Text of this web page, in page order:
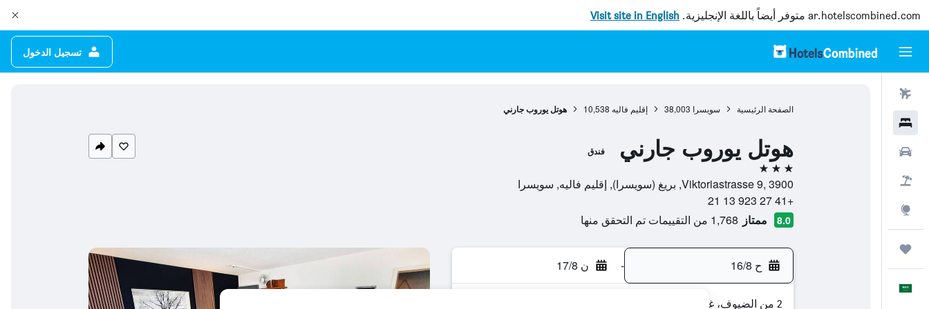
ar.hotelscombined.com متوفر أيضاً باللغة الإنجليزية. Visit site in English
تسجيل الدخول
الصفحة الرئيسية سويسرا 38,003 إقليم فاليه 10,538 هوتل يوروب جارني
هوتل يوروب جارني فندق
3 نجوم
Viktoriastrasse 9, 3900, بريغ (سويسرا), إقليم فاليه, سويسرا
+41 27 923 13 21
8.0 ممتاز 1,768 من التقييمات تم التحقق منها
ح 16/8 - ن 17/8
2 من الضيوف، غرفة واحدة